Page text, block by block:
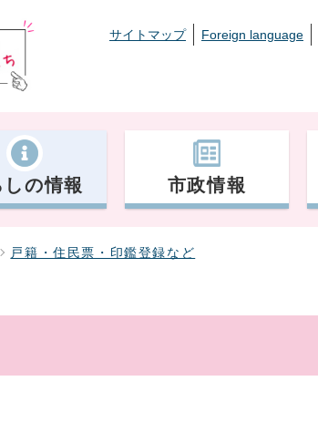
サイトマップ Foreign language
しの情報 市政情報
戸籍・住民票・印鑑登録など